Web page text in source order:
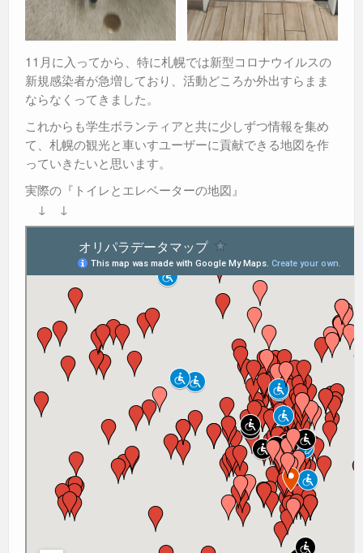
11月に入ってから、特に札幌では新型コロナウイルスの
新規感染者が急増しており、活動どころか外出すらまま
ならなくってきました。
これからも学生ボランティアと共に少しずつ情報を集め
て、札幌の観光と車いすユーザーに貢献できる地図を作
っていきたいと思います。
実際の『トイレとエレベーターの地図』
↓ ↓